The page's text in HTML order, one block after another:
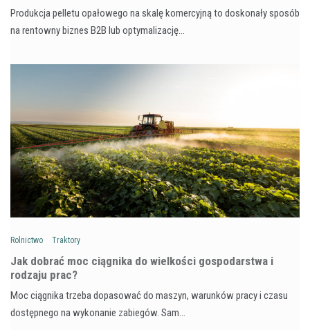
Produkcja pelletu opałowego na skalę komercyjną to doskonały sposób
na rentowny biznes B2B lub optymalizację…
Rolnictwo Traktory
Jak dobrać moc ciągnika do wielkości gospodarstwa i
rodzaju prac?
Moc ciągnika trzeba dopasować do maszyn, warunków pracy i czasu
dostępnego na wykonanie zabiegów. Sam…